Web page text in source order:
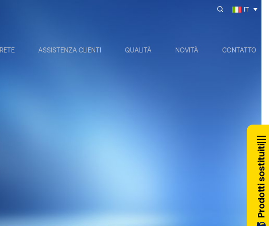
IT
RETE ASSISTENZA CLIENTI QUALITÀ NOVITÀ CONTATTO
Prodotti sostituiti